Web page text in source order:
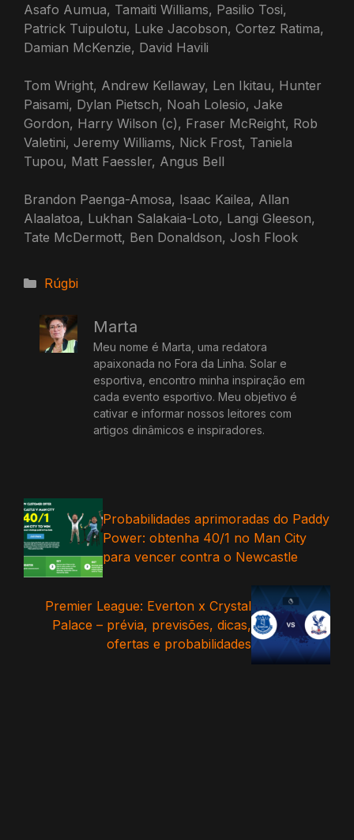
Asafo Aumua, Tamaiti Williams, Pasilio Tosi,
Patrick Tuipulotu, Luke Jacobson, Cortez Ratima,
Damian McKenzie, David Havili
Tom Wright, Andrew Kellaway, Len Ikitau, Hunter
Paisami, Dylan Pietsch, Noah Lolesio, Jake
Gordon, Harry Wilson (c), Fraser McReight, Rob
Valetini, Jeremy Williams, Nick Frost, Taniela
Tupou, Matt Faessler, Angus Bell
Brandon Paenga-Amosa, Isaac Kailea, Allan
Alaalatoa, Lukhan Salakaia-Loto, Langi Gleeson,
Tate McDermott, Ben Donaldson, Josh Flook
Categorias
Rúgbi
Marta
Meu nome é Marta, uma redatora
apaixonada no Fora da Linha. Solar e
esportiva, encontro minha inspiração em
cada evento esportivo. Meu objetivo é
cativar e informar nossos leitores com
artigos dinâmicos e inspiradores.
Probabilidades aprimoradas do Paddy
Power: obtenha 40/1 no Man City
para vencer contra o Newcastle
Premier League: Everton x Crystal
Palace – prévia, previsões, dicas,
ofertas e probabilidades